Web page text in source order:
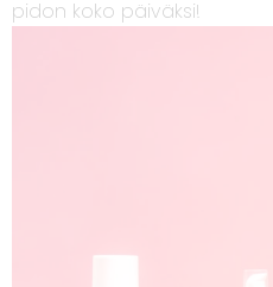
pidon koko päiväksi!